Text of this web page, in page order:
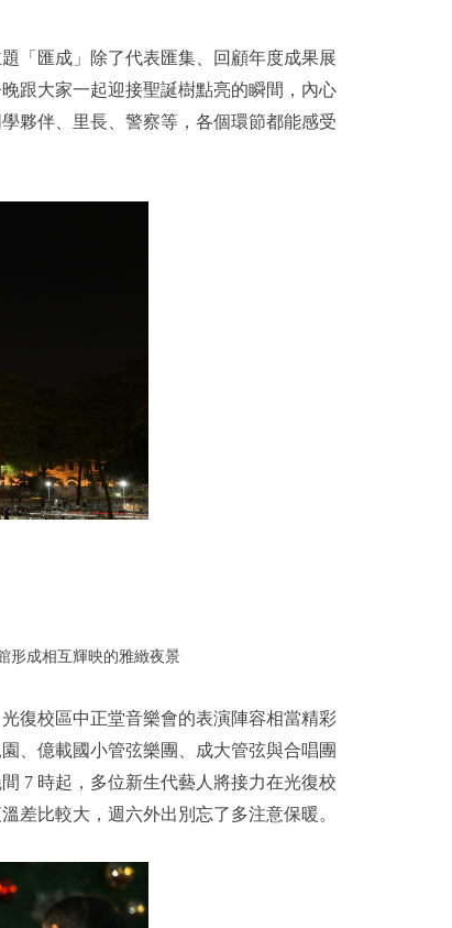
「匯成」除了代表匯集、回顧年度成果展
跟大家一起迎接聖誕樹點亮的瞬間，內心
夥伴、里長、警察等，各個環節都能感受
形成相互輝映的雅緻夜景
復校區中正堂音樂會的表演陣容相當精彩
、億載國小管弦樂團、成大管弦與合唱團
7 時起，多位新生代藝人將接力在光復校
差比較大，週六外出別忘了多注意保暖。